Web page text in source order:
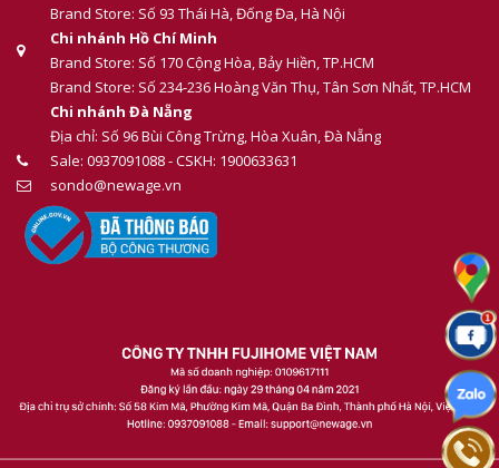
Brand Store: Số 93 Thái Hà, Đống Đa, Hà Nội
Chi nhánh Hồ Chí Minh
Brand Store: Số 170 Cộng Hòa, Bảy Hiền, TP.HCM
Brand Store: Số 234-236 Hoàng Văn Thụ, Tân Sơn Nhất, TP.HCM
Chi nhánh Đà Nẵng
Địa chỉ: Số 96 Bùi Công Trừng, Hòa Xuân, Đà Nẵng
Sale: 0937091088 - CSKH: 1900633631
sondo@newage.vn